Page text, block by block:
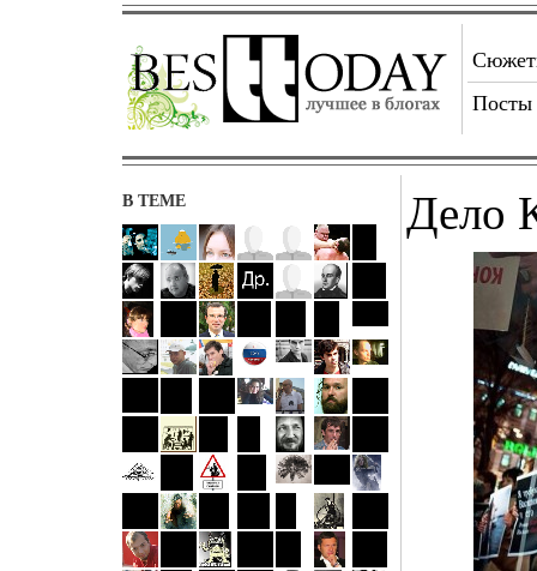
Посты
В ТЕМЕ Дело